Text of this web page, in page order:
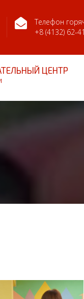
Телефон
+8 (4132) 62-
ЦЕНТР